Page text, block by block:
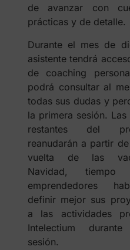
de avanzar con
prácticas y de detalle.
Durante el mes de
asistente tendrá
de coaching
podrá consultar al
todas sus dudas y
la primera sesión. Las
restantes del
reanudarán a partir
vuelta de las
Navidad,
emprendedores
definir mejor sus
a las actividades
Intelectium
sesión.